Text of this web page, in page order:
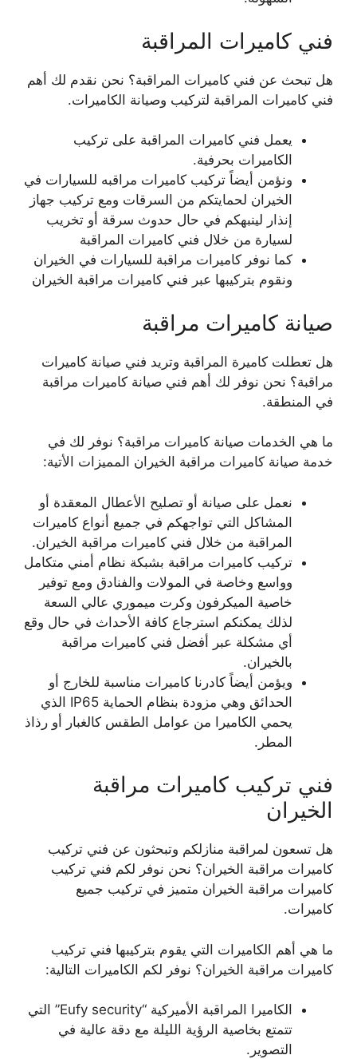
فني كاميرات المراقبة
هل تبحث عن فني كاميرات المراقبة؟ نحن نقدم لك أهم
فني كاميرات المراقبة لتركيب وصيانة الكاميرات.
يعمل فني كاميرات المراقبة على تركيب
الكاميرات بحرفية.
ونؤمن أيضاً تركيب كاميرات مراقبه للسيارات في
الخيران لحمايتكم من السرقات ومع تركيب جهاز
إنذار لينبهكم في حال حدوث سرقة أو تخريب
لسيارة من خلال فني كاميرات المراقبة
كما نوفر كاميرات مراقبة للسيارات في الخيران
ونقوم بتركيبها عبر فني كاميرات مراقبة الخيران
صيانة كاميرات مراقبة
هل تعطلت كاميرة المراقبة وتريد فني صيانة كاميرات
مراقبة؟ نحن نوفر لك أهم فني صيانة كاميرات مراقبة
في المنطقة.
ما هي الخدمات صيانة كاميرات مراقبة؟ نوفر لك في
خدمة صيانة كاميرات مراقبة الخيران المميزات الأتية:
نعمل على صيانة أو تصليح الأعطال المعقدة أو
المشاكل التي تواجهكم في جميع أنواع كاميرات
المراقبة من خلال فني كاميرات مراقبة الخيران.
تركيب كاميرات مراقبة بشبكة نظام أمني متكامل
وواسع وخاصة في المولات والفنادق ومع توفير
خاصية الميكرفون وكرت ميموري عالي السعة
لذلك يمكنكم استرجاع كافة الأحداث في حال وقع
أي مشكلة عبر أفضل فني كاميرات مراقبة
بالخيران.
ويؤمن أيضاً كادرنا كاميرات مناسبة للخارج أو
الحدائق وهي مزودة بنظام الحماية IP65 الذي
يحمي الكاميرا من عوامل الطقس كالغبار أو رذاذ
المطر.
فني تركيب كاميرات مراقبة
الخيران
هل تسعون لمراقبة منازلكم وتبحثون عن فني تركيب
كاميرات مراقبة الخيران؟ نحن نوفر لكم فني تركيب
كاميرات مراقبة الخيران متميز في تركيب جميع
كاميرات.
ما هي أهم الكاميرات التي يقوم بتركيبها فني تركيب
كاميرات مراقبة الخيران؟ نوفر لكم الكاميرات التالية:
الكاميرا المراقبة الأميركية “Eufy security” التي
تتمتع بخاصية الرؤية الليلة مع دقة عالية في
التصوير.